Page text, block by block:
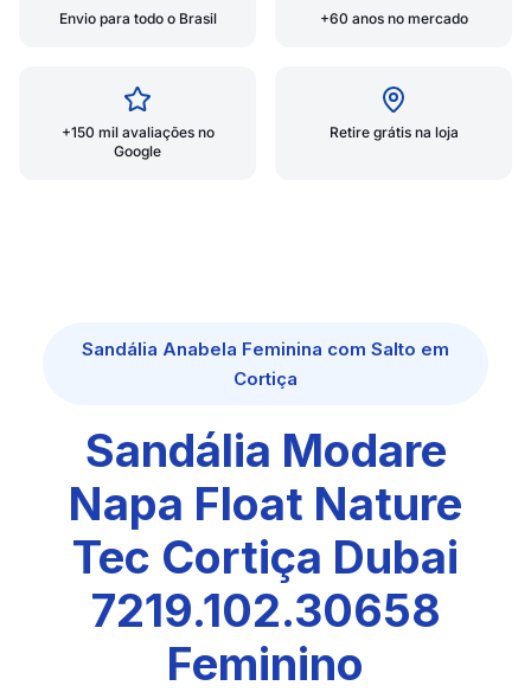
Envio para todo o Brasil +60 anos no mercado
+150 mil avaliações no
Google
Retire grátis na loja
Sandália Anabela Feminina com Salto em
Cortiça
Sandália Modare
Napa Float Nature
Tec Cortiça Dubai
7219.102.30658
Feminino